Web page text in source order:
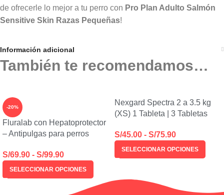
de ofrecerle lo mejor a tu perro con Pro Plan Adulto Salmón
Sensitive Skin Razas Pequeñas!
Información adicional
También te recomendamos…
-20%
Fluralab con Hepatoprotector
– Antipulgas para perros
S/69.90 - S/99.90
SELECCIONAR OPCIONES
Nexgard Spectra 2 a 3.5 kg
(XS) 1 Tableta | 3 Tabletas
S/45.00 - S/75.90
SELECCIONAR OPCIONES